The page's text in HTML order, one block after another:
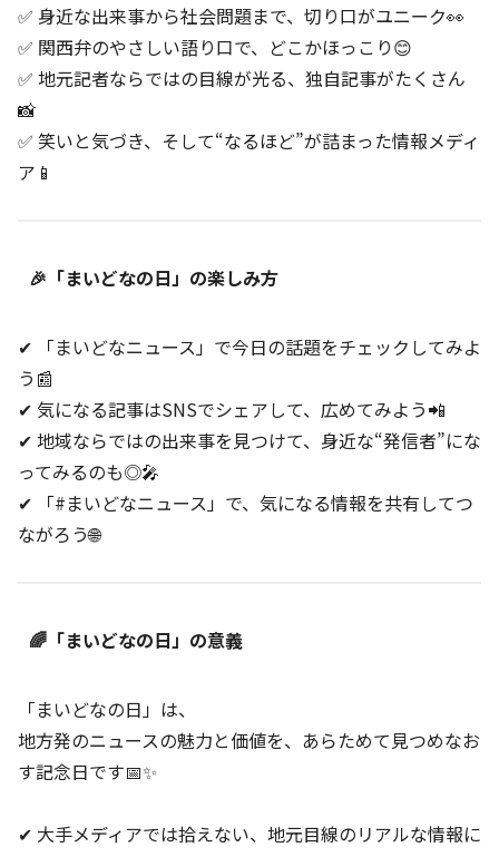
✅ 身近な出来事から社会問題まで、切り口がユニーク👀
✅ 関西弁のやさしい語り口で、どこかほっこり😊
✅ 地元記者ならではの目線が光る、独自記事がたくさん
📸
✅ 笑いと気づき、そして“なるほど”が詰まった情報メディ
ア📱
🎉「まいどなの日」の楽しみ方
✔ 「まいどなニュース」で今日の話題をチェックしてみよ
う📰
✔ 気になる記事はSNSでシェアして、広めてみよう📲
✔ 地域ならではの出来事を見つけて、身近な“発信者”にな
ってみるのも◎🎤
✔ 「#まいどなニュース」で、気になる情報を共有してつ
ながろう🌐
🌈「まいどなの日」の意義
「まいどなの日」は、
地方発のニュースの魅力と価値を、あらためて見つめなお
す記念日です📅✨
✔ 大手メディアでは拾えない、地元目線のリアルな情報に